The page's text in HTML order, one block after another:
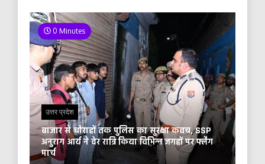
0 Minutes
उत्तर प्रदेश
बाजार से चौराहों तक पुलिस का सुरक्षा कवच, SSP
अनुराग आर्य ने देर रात्रि किया विभिन्न जगहों पर फ्लैग
मार्च